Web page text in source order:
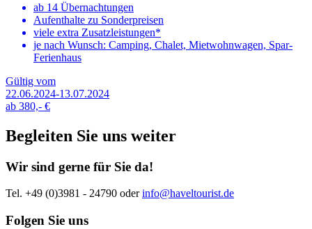
ab 14 Übernachtungen
Aufenthalte zu Sonderpreisen
viele extra Zusatzleistungen*
je nach Wunsch: Camping, Chalet, Mietwohnwagen, Spar-
Ferienhaus
Gültig vom
22.06.2024-13.07.2024
ab 380,- €
Begleiten Sie uns weiter
Wir sind gerne für Sie da!
Tel. +49 (0)3981 - 24790 oderinfo@haveltourist.de
Folgen Sie uns